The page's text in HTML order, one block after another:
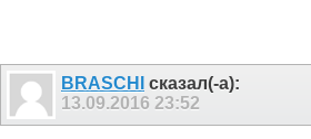
BRASCHI
сказал(-а):
13.09.2016 23:52